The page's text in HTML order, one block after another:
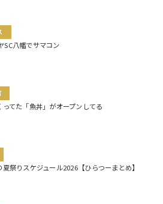
SC八幡でサマコン
てた「魚丼」がオープンしてる
祭りスケジュール2026【ひらつーまとめ】